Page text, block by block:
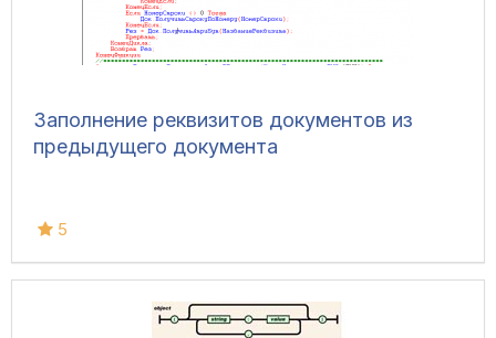
Заполнение реквизитов документов из
предыдущего документа
5